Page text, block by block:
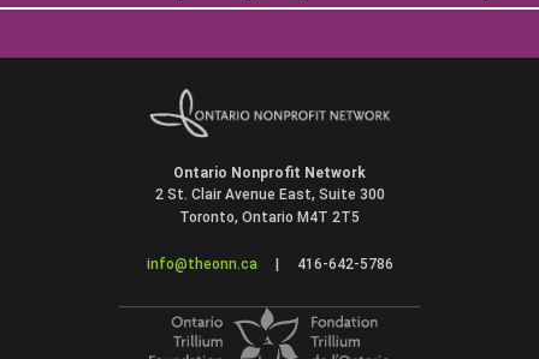
Ontario Nonprofit Network
2 St. Clair Avenue East, Suite 300
Toronto, Ontario M4T 2T5
info@theonn.ca 416-642-5786